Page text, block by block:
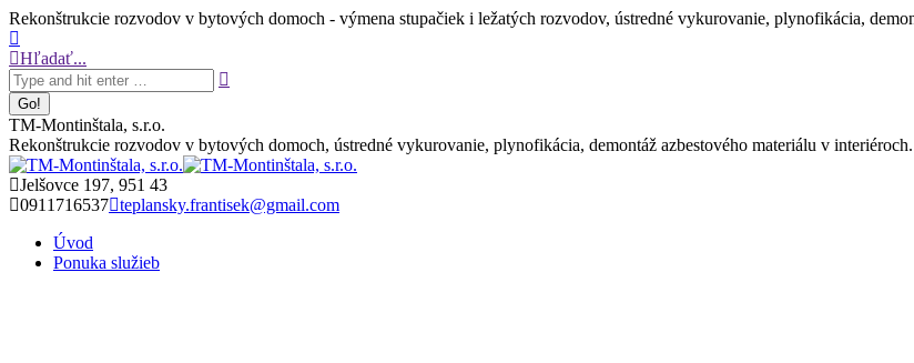
Skip
to
content
Rekonštrukcie rozvodov v bytových domoch - výmena stupačiek i ležatých rozvodov, ústredné vykurovanie, plynofikácia,
page
opens
in
new
window
Search:
Hľadať...
TM-Montinštala, s.r.o.
Rekonštrukcie rozvodov v bytových domoch, ústredné vykurovanie, plynofikácia, demontáž azbestového materiálu v interiéroch.
Jelšovce 197, 951 43
0911716537 teplansky.frantisek@gmail.com
Úvod
Ponuka služieb